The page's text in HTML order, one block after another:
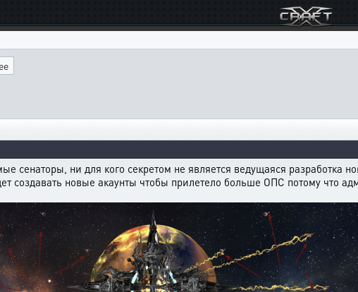
сенаторы, ни для кого секретом не является ведущаяся
создавать новые акаунты чтобы прилетело больше ОПС потому что